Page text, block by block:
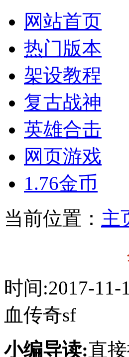
网站首页
热门版本
架设教程
复古战神
英雄合击
网页游戏
1.76金币
当前位置： 主
时间:2017-11-
血传奇sf
小编导读:直